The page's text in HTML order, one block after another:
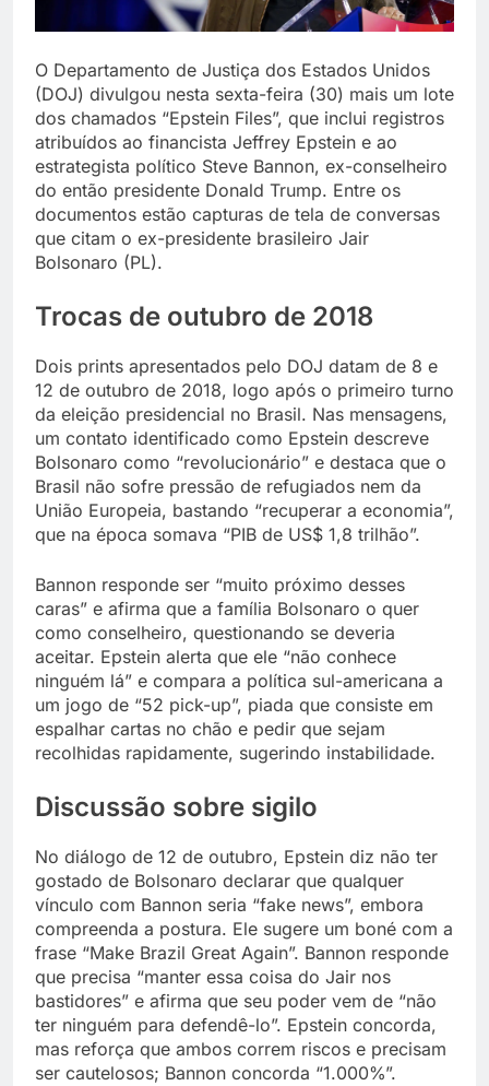
O Departamento de Justiça dos Estados Unidos
(DOJ) divulgou nesta sexta-feira (30) mais um lote
dos chamados “Epstein Files”, que inclui registros
atribuídos ao financista Jeffrey Epstein e ao
estrategista político Steve Bannon, ex-conselheiro
do então presidente Donald Trump. Entre os
documentos estão capturas de tela de conversas
que citam o ex-presidente brasileiro Jair
Bolsonaro (PL).
Trocas de outubro de 2018
Dois prints apresentados pelo DOJ datam de 8 e
12 de outubro de 2018, logo após o primeiro turno
da eleição presidencial no Brasil. Nas mensagens,
um contato identificado como Epstein descreve
Bolsonaro como “revolucionário” e destaca que o
Brasil não sofre pressão de refugiados nem da
União Europeia, bastando “recuperar a economia”,
que na época somava “PIB de US$ 1,8 trilhão”.
Bannon responde ser “muito próximo desses
caras” e afirma que a família Bolsonaro o quer
como conselheiro, questionando se deveria
aceitar. Epstein alerta que ele “não conhece
ninguém lá” e compara a política sul-americana a
um jogo de “52 pick-up”, piada que consiste em
espalhar cartas no chão e pedir que sejam
recolhidas rapidamente, sugerindo instabilidade.
Discussão sobre sigilo
No diálogo de 12 de outubro, Epstein diz não ter
gostado de Bolsonaro declarar que qualquer
vínculo com Bannon seria “fake news”, embora
compreenda a postura. Ele sugere um boné com a
frase “Make Brazil Great Again”. Bannon responde
que precisa “manter essa coisa do Jair nos
bastidores” e afirma que seu poder vem de “não
ter ninguém para defendê-lo”. Epstein concorda,
mas reforça que ambos correm riscos e precisam
ser cautelosos; Bannon concorda “1.000%”.